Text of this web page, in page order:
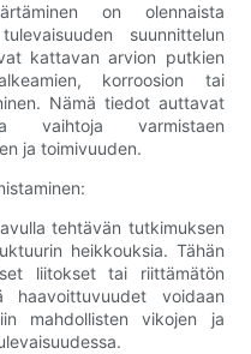
on olennaista
suunnittelun
kattavan arvion putkien
korroosion tai
Nämä tiedot auttavat
vaihtoja varmistaen
ja toimivuuden.
tehtävän tutkimuksen
heikkouksia. Tähän
liitokset tai riittämätön
haavoittuvuudet voidaan
mahdollisten vikojen ja